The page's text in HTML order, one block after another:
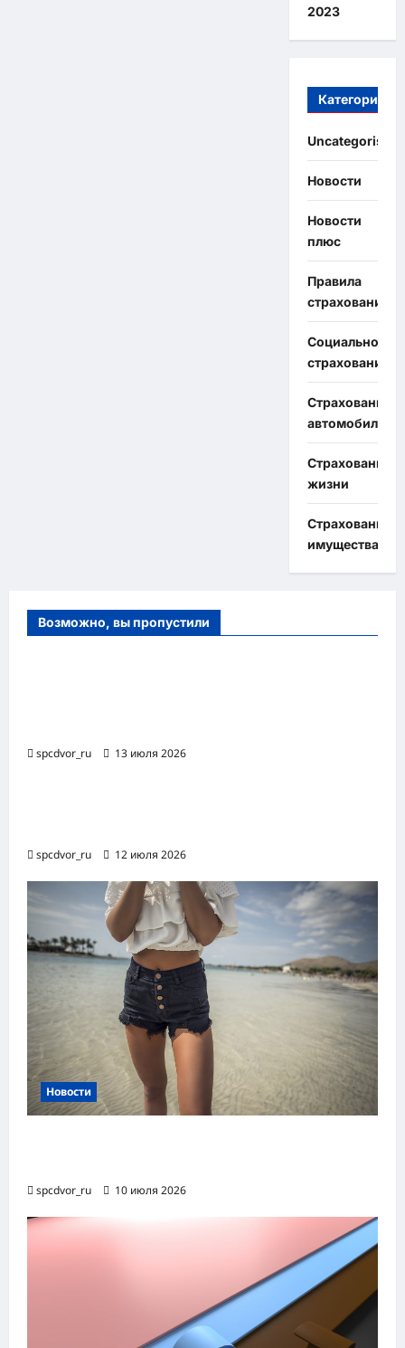
2023
Категории
Uncategorised
Новости
Новости
плюс
Правила
страхования
Социальное
страхование
Страхование
автомобиля
Страхование
жизни
Страхование
имущества
Возможно, вы пропустили
spcdvor_ru 13 июля 2026
spcdvor_ru 12 июля 2026
Новости
spcdvor_ru 10 июля 2026